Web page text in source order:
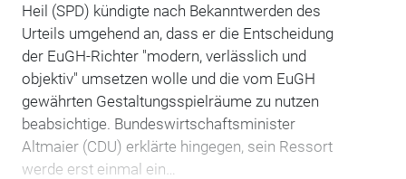
Heil (SPD) kündigte nach Bekanntwerden des
Urteils umgehend an, dass er die Entscheidung
der EuGH-Richter "modern, verlässlich und
objektiv" umsetzen wolle und die vom EuGH
gewährten Gestaltungsspielräume zu nutzen
beabsichtige. Bundeswirtschaftsminister
Altmaier (CDU) erklärte hingegen, sein Ressort
werde erst einmal ein…